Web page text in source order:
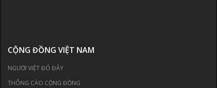
CỘNG ĐỒNG VIỆT NAM
NGƯỜI VIỆT ĐÓ ĐÂY
THÔNG CÁO CỘNG ĐỒNG